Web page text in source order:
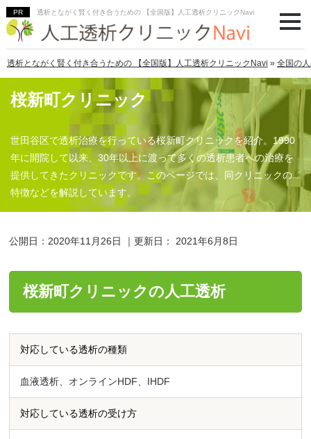
透析とながく賢く付き合うための 【全国版】人工透析クリニックNavi
透析とながく賢く付き合うための 【全国版】人工透析クリニックNavi » 全国の
桜新町クリニック
世田谷区で透析治療を行っている桜新町クリニックを紹介。1990
年に開院して以来、30年以上に渡って多くの透析患者への治療を
提供してきたクリニックです。このページでは、同クリニックの
特徴などを解説しています。
公開日： 2020年11月26日 ｜更新日： 2021年6月8日
桜新町クリニックの人工透析
対応している透析の種類
血液透析、オンラインHDF、IHDF
対応している透析の受け方